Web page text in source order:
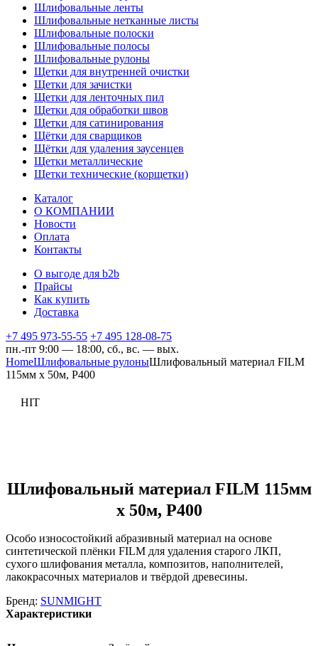
Шлифовальные ленты
Шлифовальные нетканные листы
Шлифовальные полоски
Шлифовальные полосы
Шлифовальные рулоны
Щетки для внутренней очистки
Щетки для зачистки
Щетки для ленточных пил
Щетки для обработки швов
Щетки для сатинирования
Щётки для сварщиков
Щётки для удаления заусенцев
Щетки металлические
Щетки технические (корщетки)
Каталог
О КОМПАНИИ
Новости
Оплата
Контакты
О выгоде для b2b
Прайсы
Как купить
Доставка
+7 495 973-55-55 +7 495 128-08-75
пн.-пт 9:00 — 18:00, сб., вс. — вых.
HomeШлифовальные рулоныШлифовальный материал FILM
115мм х 50м, Р400
HIT
Шлифовальный материал FILM 115мм
х 50м, Р400
Особо износостойкий абразивный материал на основе
синтетической плёнки FILM для удаления старого ЛКП,
сухого шлифования металла, композитов, наполнителей,
лакокрасочных материалов и твёрдой древесины.
Бренд: SUNMIGHT
Характеристики